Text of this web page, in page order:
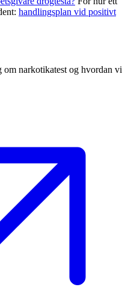
handlingsplan vid positivt
narkotikatest og hvordan vi